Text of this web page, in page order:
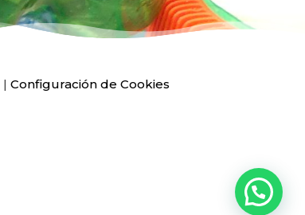
| Configuración de Cookies